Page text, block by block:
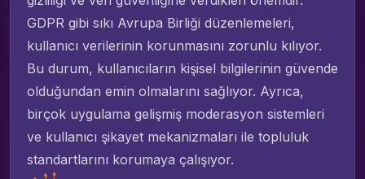
GDPR gibi sıkı Avrupa Birliği düzenlemeleri,
kullanıcı verilerinin korunmasını zorunlu kılıyor.
Bu durum, kullanıcıların kişisel bilgilerinin güvende
olduğundan emin olmalarını sağlıyor. Ayrıca,
birçok uygulama gelişmiş moderasyon sistemleri
ve kullanıcı şikayet mekanizmaları ile topluluk
standartlarını korumaya çalışıyor.